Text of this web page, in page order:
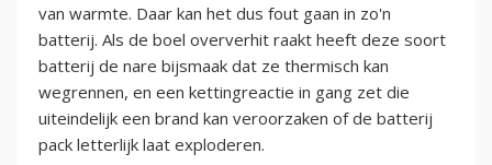
van warmte. Daar kan het dus fout gaan in zo'n
batterij. Als de boel oververhit raakt heeft deze soort
batterij de nare bijsmaak dat ze thermisch kan
wegrennen, en een kettingreactie in gang zet die
uiteindelijk een brand kan veroorzaken of de batterij
pack letterlijk laat exploderen.